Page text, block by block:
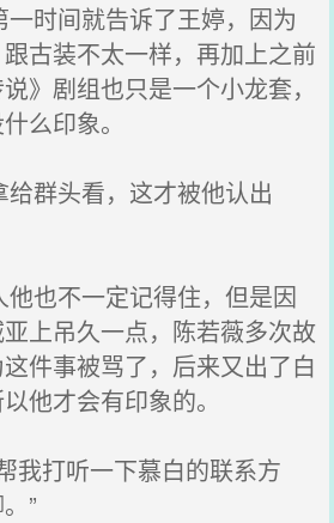
时间就告诉了王婷，因为
古装不太一样，再加上之前
》剧组也只是一个小龙套，
么印象。
群头看，这才被他认出
也不一定记得住，但是因
上吊久一点，陈若薇多次故
件事被骂了，后来又出了白
他才会有印象的。
我打听一下慕白的联系方
”